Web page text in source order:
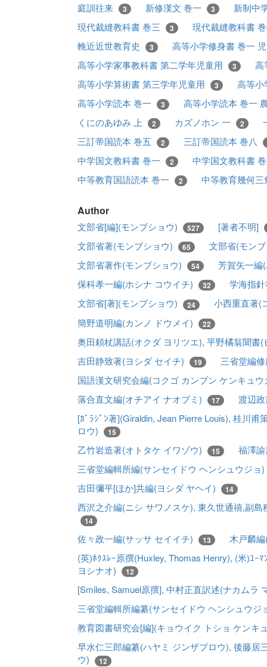
庭訓往来
3 新修漢文 巻一 3
新制中
現代裁縫教科書 巻三
3
現代裁縫教科書
輓近近世教育史
3
高等小学修身書 巻一
高等小学家事教科書 第二学年児童用
3
高
高等小学算術書 第三学年児童用
3
高等
高等小学読本 巻一
3
高等小学読本 巻一
くにのあゆみ 上
2 カズノホン 一 2
三訂帝国読本 巻五
2
三訂帝国読本 巻八
中学国文教科書 巻一
2
中学国文教科書
中等教育国語読本 巻一
2 中等教育幾何
Author
文部省[編](モンブショウ) 527
[著者不明]
文部省著(モンブショウ)
65
文部省(モン
文部省著作(モンブショウ)
54
芳賀矢一編
保科孝一編(ホシナ コウイチ)
32
学海指
文部省[著](モンブショウ)
24
小西重直著(
簡野道明編(カンノ ドウメイ)
22
奥田頼杖講話(オクダ ヨリツエ), 平野橘翁聞書
吉田静致著(ヨシダ セイチ)
19
三省堂編
国語漢文研究会編(コクゴ カンブン ケンキュ
落合直文編(オチアイ ナオブミ)
17
渡辺
[ｶﾞﾗｼﾞﾝ著](Giraldin, Jean Pierre Louis), 桂川
ロウ)
15
乙竹岩造著(オトタケ イワゾウ) 15
福澤
三省堂編輯所編(サンセイドウ ヘンシュウジョ)
吉田彌平[ほか]共編(ヨシダ ヤヘイ)
14
西沢之介編(ニシ サワノスケ), 東久世通禧,副
14
佐々政一編(サッサ セイイチ) 13
木戸麟
(英)ﾎｸｽﾚｰ原撰(Huxley, Thomas Henry), (米)ﾕｰ
ヨシナオ)
12
[Smiles, Samuel原撰], 中村正直訳述(ナカムラ
三省堂編輯所編纂(サンセイドウ ヘンシュウジ
教育図書研究会[編](キョウイク トショ ケンキ
早水仁三郎編纂(ハヤミ ジンザブロウ), 後藤居
ウ)
12